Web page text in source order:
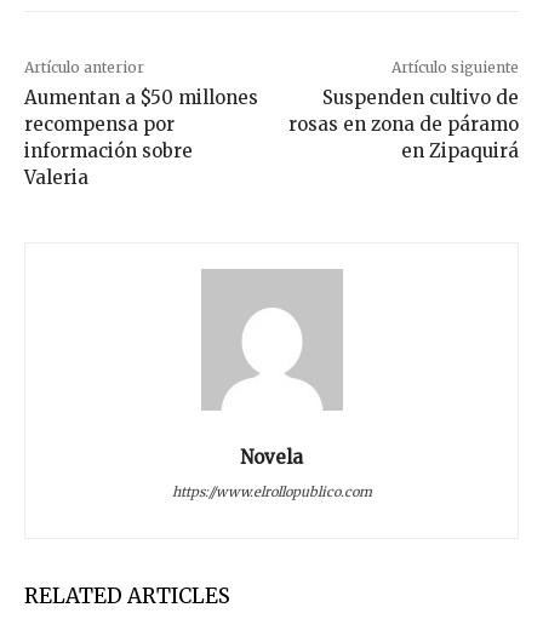
Artículo anterior
Aumentan a $50 millones
recompensa por
información sobre
Valeria
Artículo siguiente
Suspenden cultivo de
rosas en zona de páramo
en Zipaquirá
Novela
https://www.elrollopublico.com
RELATED ARTICLES